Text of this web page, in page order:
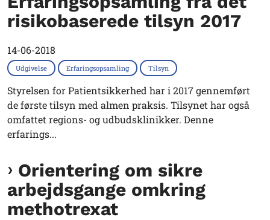
risikobaserede tilsyn 2017
14-06-2018
Udgivelse Erfaringsopsamling Tilsyn
Styrelsen for Patientsikkerhed har i 2017 gennemført
de første tilsyn med almen praksis. Tilsynet har også
omfattet regions- og udbudsklinikker. Denne
erfarings...
Orientering om sikre
arbejdsgange omkring
methotrexat